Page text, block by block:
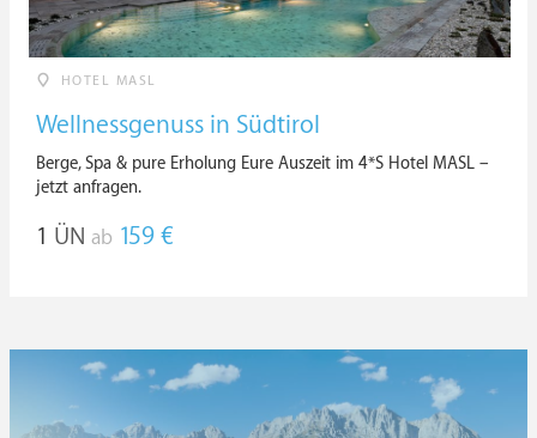
HOTEL MASL
Wellnessgenuss in Südtirol
Berge, Spa & pure Erholung Eure Auszeit im 4*S Hotel MASL –
jetzt anfragen.
1 ÜN ab 159 €